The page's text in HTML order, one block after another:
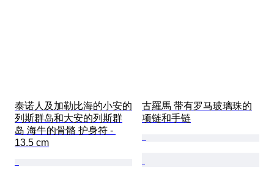
泰诺人及加勒比海的小安的
列斯群岛和大安的列斯群
岛 海牛的骨骼 护身符 -
13.5 cm
古羅馬 带有罗马玻璃珠的
项链和手链